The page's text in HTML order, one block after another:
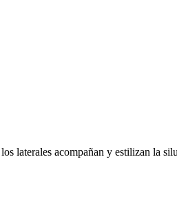
laterales acompañan y estilizan la